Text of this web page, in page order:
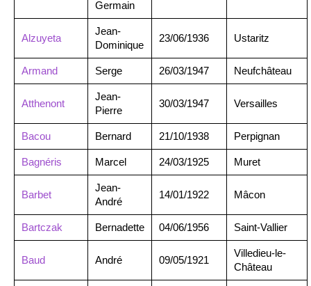
Germain
Alzuyeta
Jean-
Dominique
23/06/1936 Ustaritz
Armand Serge 26/03/1947 Neufchâteau
Atthenont
Jean-
Pierre
30/03/1947 Versailles
Bacou Bernard 21/10/1938 Perpignan
Bagnéris Marcel 24/03/1925 Muret
Barbet
Jean-
André
14/01/1922 Mâcon
Bartczak Bernadette 04/06/1956 Saint-Vallier
Baud André 09/05/1921
Villedieu-le-
Château